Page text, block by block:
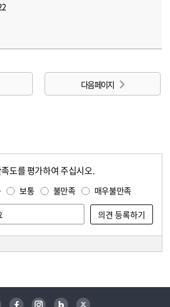
다음 페이지
도를 평가하여 주십시오.
보통 불만족 매우불만족
페이스북 인스타그램 블로그 트위터